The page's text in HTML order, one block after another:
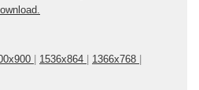
| 1536x864 | 1366x768 |